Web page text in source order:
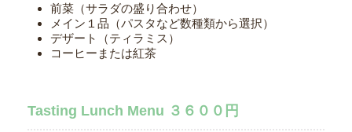
前菜（サラダの盛り合わせ）
メイン１品（パスタなど数種類から選択）
デザート（ティラミス）
コーヒーまたは紅茶
Tasting Lunch Menu ３６００円